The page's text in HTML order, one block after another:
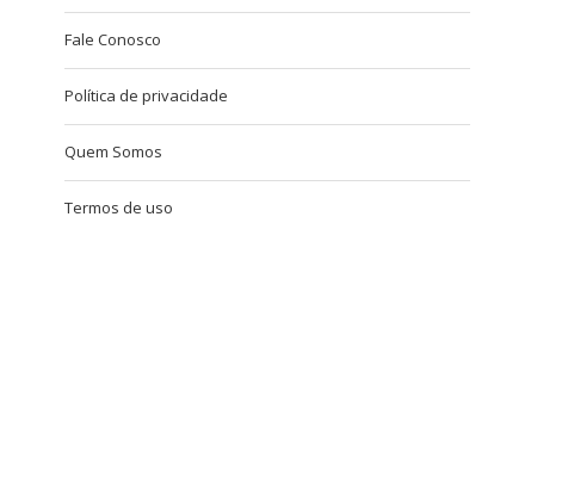
Fale Conosco
Política de privacidade
Quem Somos
Termos de uso